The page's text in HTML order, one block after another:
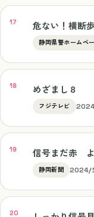
危ない！横断
静岡県警ホームペ
めざまし８
フジテレビ
信号まだ赤
静岡新聞 2024/